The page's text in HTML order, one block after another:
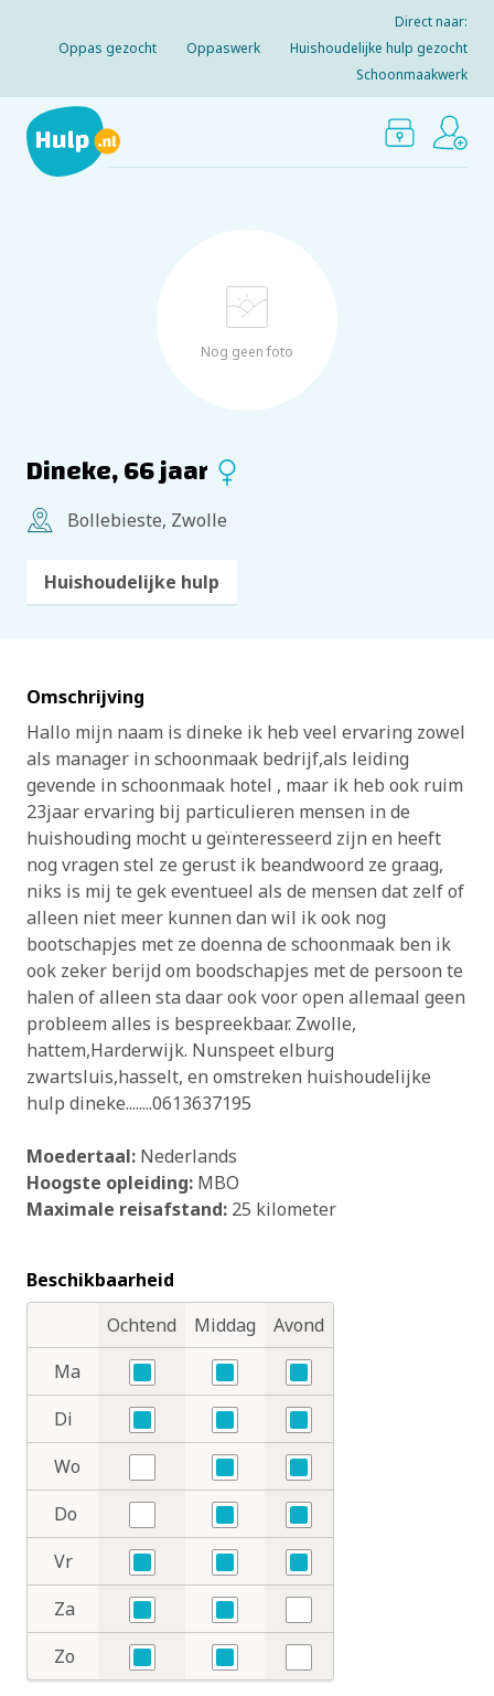
Direct naar:
Oppas gezocht
Oppaswerk
Huishoudelijke hulp gezocht
Schoonmaakwerk
Nog geen foto
Dineke, 66 jaar
Bollebieste, Zwolle
Huishoudelijke hulp
Omschrijving
Hallo mijn naam is dineke ik heb veel ervaring zowel
als manager in schoonmaak bedrijf,als leiding
gevende in schoonmaak hotel , maar ik heb ook ruim
23jaar ervaring bij particulieren mensen in de
huishouding mocht u geïnteresseerd zijn en heeft
nog vragen stel ze gerust ik beandwoord ze graag,
niks is mij te gek eventueel als de mensen dat zelf of
alleen niet meer kunnen dan wil ik ook nog
bootschapjes met ze doenna de schoonmaak ben ik
ook zeker berijd om boodschapjes met de persoon te
halen of alleen sta daar ook voor open allemaal geen
probleem alles is bespreekbaar. Zwolle,
hattem,Harderwijk. Nunspeet elburg
zwartsluis,hasselt, en omstreken huishoudelijke
hulp dineke........0613637195
Moedertaal: Nederlands
Hoogste opleiding: MBO
Maximale reisafstand: 25 kilometer
Beschikbaarheid
Dagdelen
DagenOchtend Middag
Avond
Ma
Ja
Ja
Ja
Di
Ja
Ja
Ja
Wo
Nee
Ja
Ja
Do
Nee
Ja
Ja
Vr
Ja
Ja
Ja
Za
Ja
Ja
Nee
Zo
Ja
Ja
Nee